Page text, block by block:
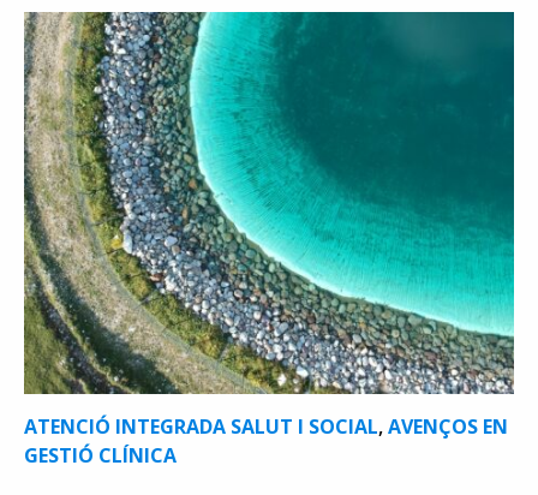
ATENCIÓ INTEGRADA SALUT I SOCIAL,AVENÇOS EN
GESTIÓ CLÍNICA